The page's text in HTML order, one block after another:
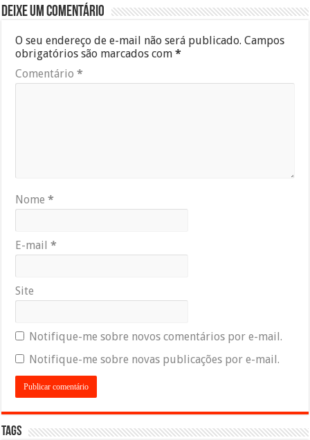
Deixe um comentário
O seu endereço de e-mail não será publicado. Campos
obrigatórios são marcados com*
Comentário*
Nome*
E-mail*
Site
Notifique-me sobre novos comentários por e-mail.
Notifique-me sobre novas publicações por e-mail.
Tags